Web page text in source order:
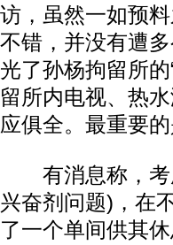
访，虽然一如预
不错，并没有遭
光了孙杨拘留所
留所内电视、热
应俱全。最重要
有消息称，考
兴奋剂问题)，在
了一个单间供其